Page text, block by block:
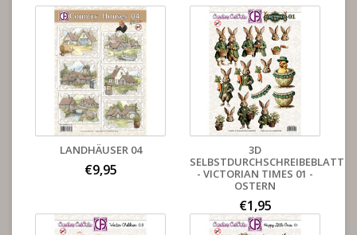
LANDHÄUSER 04
€9,95
3D
SELBSTDURCHSCHREIBEBLATT
- VICTORIAN TIMES 01 -
OSTERN
€1,95